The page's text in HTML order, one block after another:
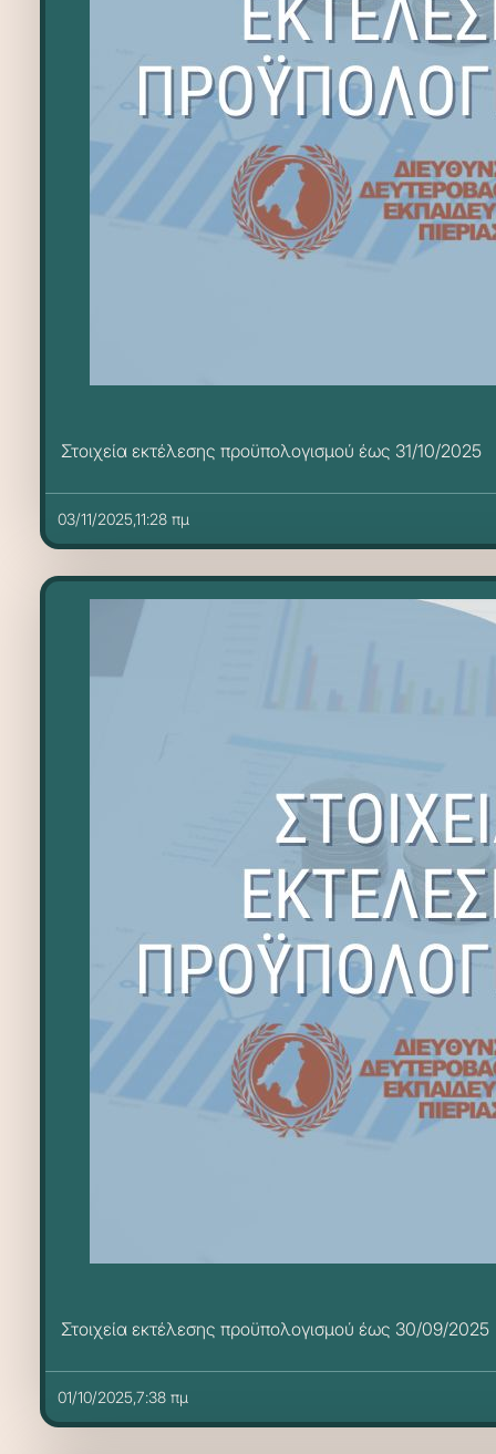
Στοιχεία εκτέλεσης προϋπολογισμού έως 31/10/2025
03/11/2025,11:28 πμ
Στοιχεία εκτέλεσης προϋπολογισμού έως 30/09/2025
01/10/2025,7:38 πμ